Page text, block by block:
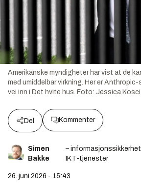
Amerikanske myndigheter har vist at de
med umiddelbar virkning. Her er
vei inn i Det hvite hus. Foto: Jessica
Del Kommenter
Simen
Bakke
–
IKT-tjenester
26. juni 2026 - 15:43